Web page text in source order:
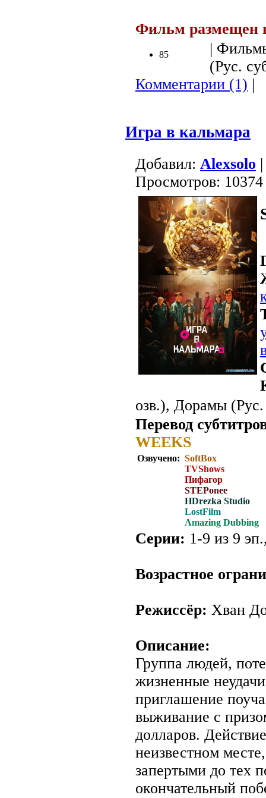
Фильм размещен
85
|
(Рус.
Комментарии (1) |
Игра в кальмара
Добавил: Alexsolo
Просмотров: 10374
озв.), Дорамы
Перевод
WEEKS
Озвучено: SoftBox
TVShows
Пифагор
STEPonee
HDrezka Studio
LostFilm
Amazing Dubbing
Серии: 1-9 из 9
Возрастное
Режиссёр: Хван
Описание:
Группа людей,
жизненные
приглашение
выживание с
долларов.
неизвестном
запертыми до тех
окончательный